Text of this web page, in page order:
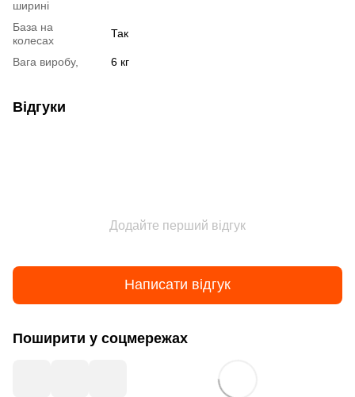
ширині
База на
колесах
Так
Вага виробу, 6 кг
Відгуки
Додайте перший відгук
Написати відгук
Поширити у соцмережах